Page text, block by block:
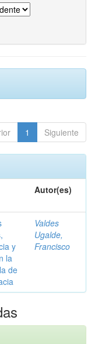
1 Siguiente
Autor(es)
y
la
de
Valdes
Ugalde,
Francisco